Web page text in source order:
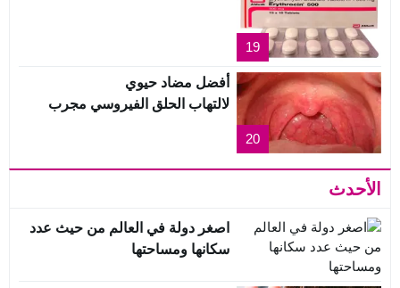
19
20
أفضل مضاد حيوي
لالتهاب الحلق الفيروسي مجرب
الأحدث
اصغر دولة في العالم من حيث عدد
سكانها ومساحتها